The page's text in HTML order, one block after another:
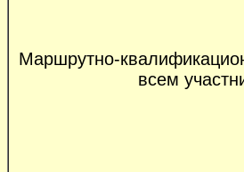
Маршрутно-
всем